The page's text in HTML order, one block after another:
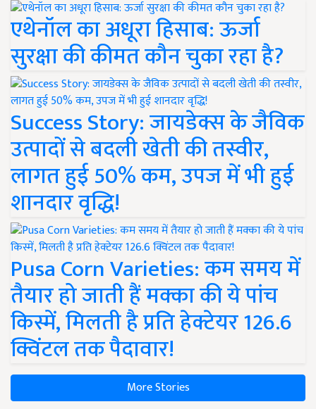
एथेनॉल का अधूरा हिसाब: ऊर्जा
सुरक्षा की कीमत कौन चुका रहा है?
Success Story: जायडेक्स के जैविक
उत्पादों से बदली खेती की तस्वीर,
लागत हुई 50% कम, उपज में भी हुई
शानदार वृद्धि!
Pusa Corn Varieties: कम समय में
तैयार हो जाती हैं मक्का की ये पांच
किस्में, मिलती है प्रति हेक्टेयर 126.6
क्विंटल तक पैदावार!
More Stories